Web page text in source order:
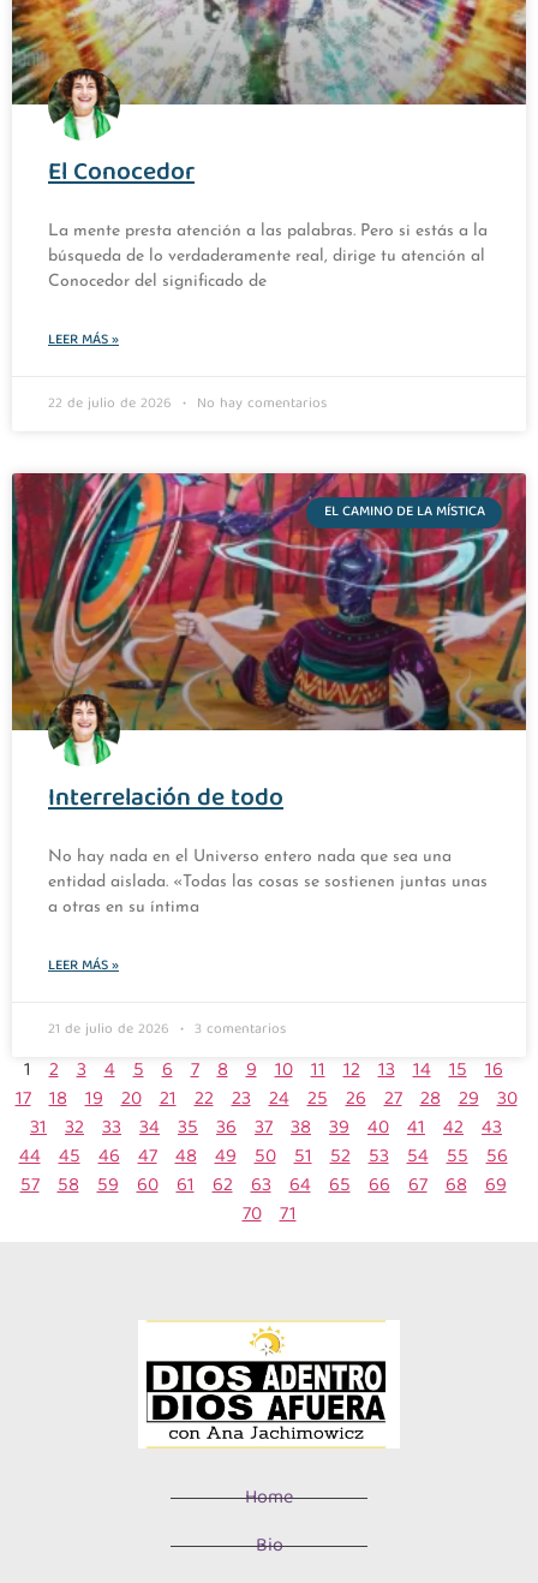
El Conocedor
La mente presta atención a las palabras. Pero si estás a la
búsqueda de lo verdaderamente real, dirige tu atención al
Conocedor del significado de
LEER MÁS »
22 de julio de 2026 No hay comentarios
EL CAMINO DE LA MÍSTICA
Interrelación de todo
No hay nada en el Universo entero nada que sea una
entidad aislada. «Todas las cosas se sostienen juntas unas
a otras en su íntima
LEER MÁS »
21 de julio de 2026 3 comentarios
1 2 3 4 5 6 7 8 9 10 11 12 13 14 15 16
17 18 19 20 21 22 23 24 25 26 27 28 29 30
31 32 33 34 35 36 37 38 39 40 41 42 43
44 45 46 47 48 49 50 51 52 53 54 55 56
57 58 59 60 61 62 63 64 65 66 67 68 69
70 71
Home
Bio